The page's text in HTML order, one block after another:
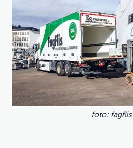
foto: fagflis